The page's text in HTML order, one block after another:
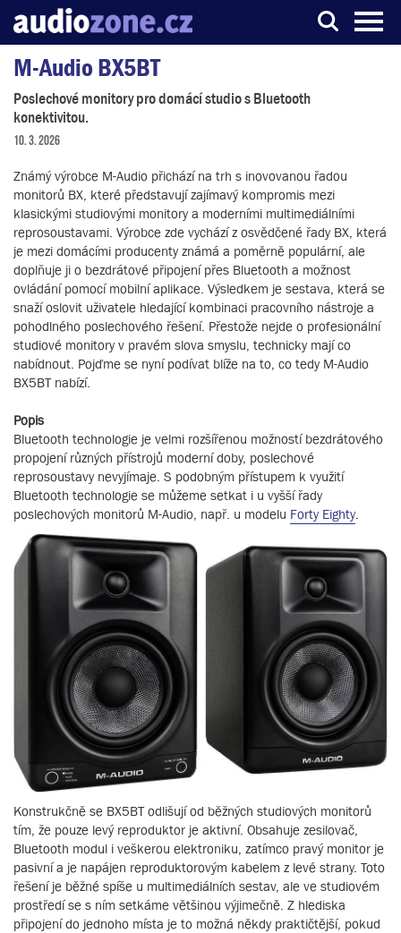
Server o digitálním zpracování zvuku
M-Audio BX5BT
Poslechové monitory pro domácí studio s Bluetooth
konektivitou.
10. 3. 2026
Známý výrobce M-Audio přichází na trh s inovovanou řadou
monitorů BX, které představují zajímavý kompromis mezi
klasickými studiovými monitory a moderními multimediálními
reprosoustavami. Výrobce zde vychází z osvědčené řady BX, která
je mezi domácími producenty známá a poměrně populární, ale
doplňuje ji o bezdrátové připojení přes Bluetooth a možnost
ovládání pomocí mobilní aplikace. Výsledkem je sestava, která se
snaží oslovit uživatele hledající kombinaci pracovního nástroje a
pohodlného poslechového řešení. Přestože nejde o profesionální
studiové monitory v pravém slova smyslu, technicky mají co
nabídnout. Pojďme se nyní podívat blíže na to, co tedy M-Audio
BX5BT nabízí.
Popis
Bluetooth technologie je velmi rozšířenou možností bezdrátového
propojení různých přístrojů moderní doby, poslechové
reprosoustavy nevyjímaje. S podobným přístupem k využití
Bluetooth technologie se můžeme setkat i u vyšší řady
poslechových monitorů M-Audio, např. u modelu Forty Eighty
Konstrukčně se BX5BT odlišují od běžných studiových monitorů
tím, že pouze levý reproduktor je aktivní. Obsahuje zesilovač,
Bluetooth modul i veškerou elektroniku, zatímco pravý monitor je
pasivní a je napájen reproduktorovým kabelem z levé strany. Toto
řešení je běžné spíše u multimediálních sestav, ale ve studiovém
prostředí se s ním setkáme většinou výjimečně. Z hlediska
připojení do jednoho místa je to možná někdy praktičtější, pokud